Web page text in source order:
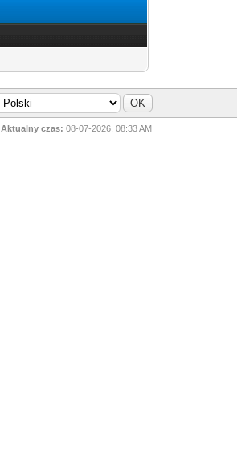
Aktualny czas: 08-07-2026, 08:33 AM